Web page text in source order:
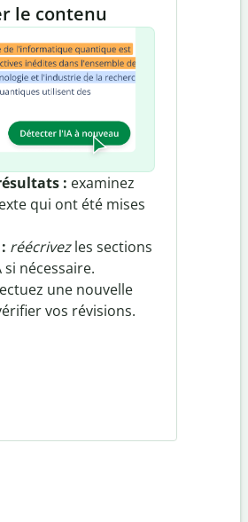
le contenu
: examinez
qui ont été mises
réécrivezles sections
nécessaire.
une nouvelle
vos révisions.